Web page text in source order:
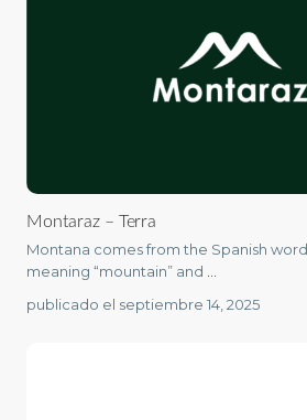
Montaraz – Terra
Montana comes from the Spanish
meaning “mountain” and ...
publicado el septiembre 14, 2025